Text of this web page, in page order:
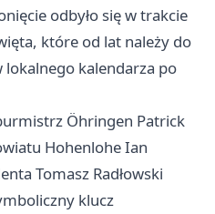
odbyło się w trakcie
które od lat należy do
kalendarza po
Öhringen Patrick
Hohenlohe Ian
Tomasz Radłowski
klucz